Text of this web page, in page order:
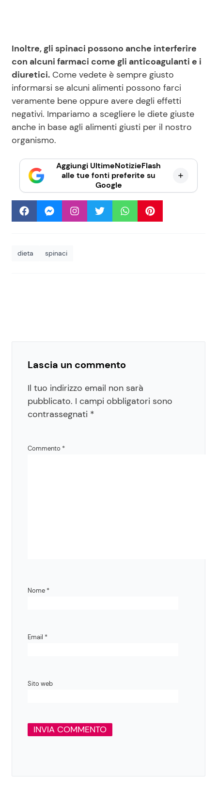
Inoltre, gli spinaci possono anche interferire
con alcuni farmaci come gli anticoagulanti e i
diuretici. Come vedete è sempre giusto
informarsi se alcuni alimenti possono farci
veramente bene oppure avere degli effetti
negativi. Impariamo a scegliere le diete giuste
anche in base agli alimenti giusti per il nostro
organismo.
Aggiungi UltimeNotizieFlash
alle tue fonti preferite su
Google
dieta spinaci
Lascia un commento
Il tuo indirizzo email non sarà
pubblicato. I campi obbligatori sono
contrassegnati *
Commento *
Nome *
Email *
Sito web